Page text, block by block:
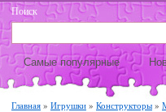
Поиск
Самые популярные
Главная » Игрушки » Конструкторы »